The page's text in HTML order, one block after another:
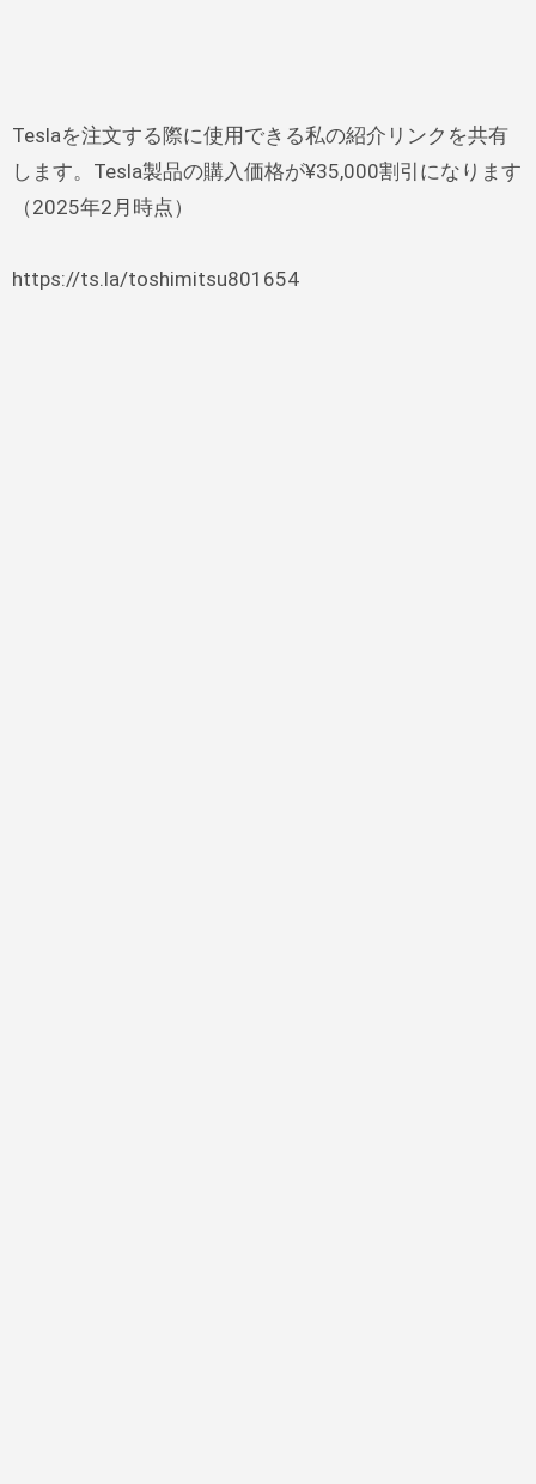
Teslaを注文する際に使用できる私の紹介リンクを共有
します。Tesla製品の購入価格が¥35,000割引になります
（2025年2月時点）
https://ts.la/toshimitsu801654